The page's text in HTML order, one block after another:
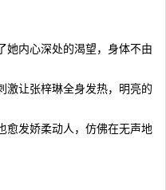
内心深处的渴望，身体不由
激让张梓琳全身发热，明亮的
愈发娇柔动人，仿佛在无声地